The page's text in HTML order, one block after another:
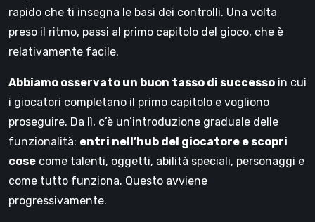
rapido che ti insegna le basi dei controlli. Una volta
preso il ritmo, passi al primo capitolo del gioco, che è
relativamente facile.
Abbiamo osservato un buon tasso di successo in cui
i giocatori completano il primo capitolo e vogliono
proseguire. Da lì, c’è un’introduzione graduale delle
funzionalità: entri nell’hub del giocatore e scopri
cose come talenti, oggetti, abilità speciali, personaggi e
come tutto funziona. Questo avviene
progressivamente.